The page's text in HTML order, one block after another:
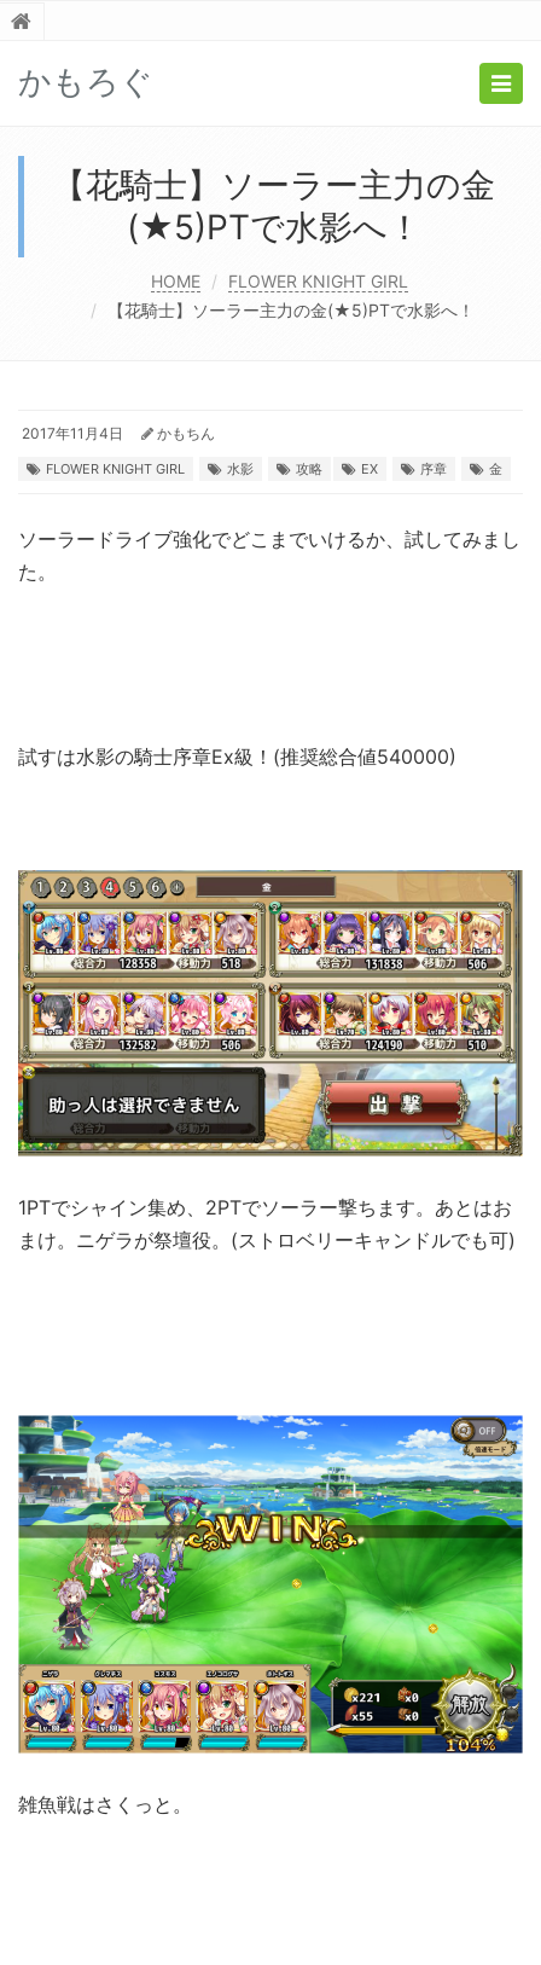
かもろぐ
【花騎士】ソーラー主力の金
(★5)PTで水影へ！
HOME
FLOWER KNIGHT GIRL
【花騎士】ソーラー主力の金(★5)PTで水影へ！
2017年11月4日 かもちん
FLOWER KNIGHT GIRL 水影 攻略 EX 序章 金
ソーラードライブ強化でどこまでいけるか、試してみまし
た。
試すは水影の騎士序章Ex級！(推奨総合値540000)
1PTでシャイン集め、2PTでソーラー撃ちます。あとはお
まけ。ニゲラが祭壇役。(ストロベリーキャンドルでも可)
雑魚戦はさくっと。